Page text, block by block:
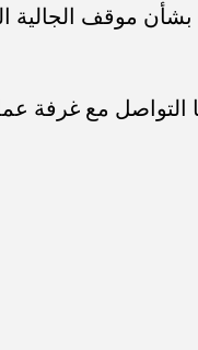
بشأن موقف
مع غرفة